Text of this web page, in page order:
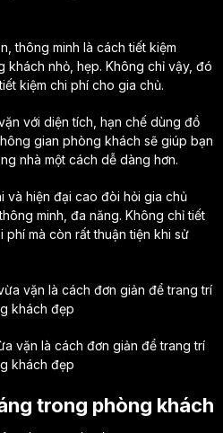
thông minh là cách tiết kiệm
khách nhỏ, hẹp. Không chỉ vậy, đó
kiệm chi phí cho gia chủ.
với diện tích, hạn chế dùng đồ
gian phòng khách sẽ giúp bạn
nhà một cách dễ dàng hơn.
và hiện đại cao đòi hỏi gia chủ
minh, đa năng. Không chỉ tiết
phí mà còn rất thuận tiện khi sử
vặn là cách đơn giản để trang trí
khách đẹp
trong phòng khách